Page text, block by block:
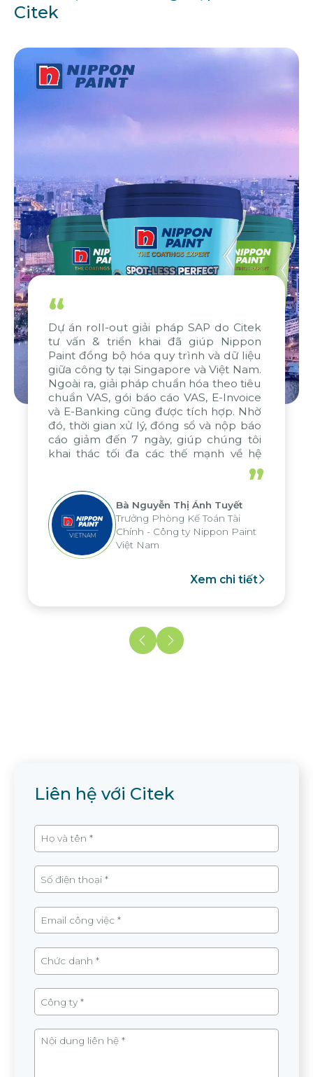
Citek
“
Dự án roll-out giải pháp SAP do Citek
tư vấn & triển khai đã giúp Nippon
Paint đồng bộ hóa quy trình và dữ liệu
giữa công ty tại Singapore và Việt Nam.
Ngoài ra, giải pháp chuẩn hóa theo tiêu
chuẩn VAS, gói báo cáo VAS, E-Invoice
và E-Banking cũng được tích hợp. Nhờ
đó, thời gian xử lý, đóng sổ và nộp báo
cáo giảm đến 7 ngày, giúp chúng tôi
khai thác tối đa các thế mạnh về hệ
thống báo cáo phân tích của tập đoàn,
áp dụng cho nhiều hoạt động tại các
đơn vị
”
Bà Nguyễn Thị Ánh Tuyết
Trưởng Phòng Kế Toán Tài
Chính - Công ty Nippon Paint
Việt Nam
Xem chi tiết
Liên hệ với Citek